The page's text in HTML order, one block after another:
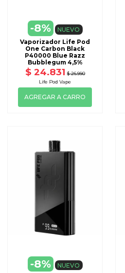
-8%
NUEVO
Vaporizador Life Pod
One Carbon Black
P40000 Blue Razz
Bubblegum 4,5%
$ 24.831 $ 26.990
Life Pod Vape
AGREGAR A CARRO
-8%
NUEVO